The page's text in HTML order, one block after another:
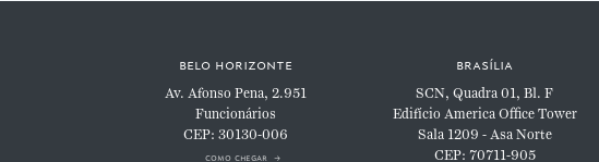
belo horizonte
Av. Afonso Pena, 2.951
Funcionários
CEP: 30130-006
como chegar
brasília
SCN, Quadra 01, Bl. F
Edifício America Office Tower
Sala 1209 - Asa Norte
CEP: 70711-905